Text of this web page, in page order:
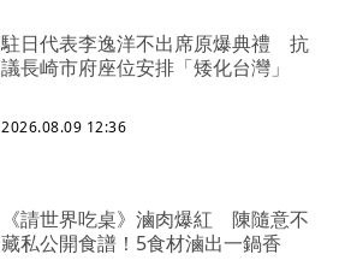
駐日代表李逸洋不出席原爆典禮 抗
議長崎市府座位安排「矮化台灣」
2026.08.09 12:36
《請世界吃桌》滷肉爆紅 陳隨意不
藏私公開食譜！5食材滷出一鍋香